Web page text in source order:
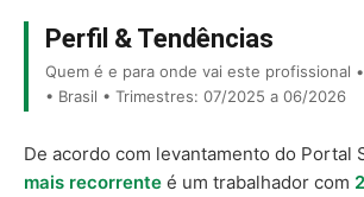
Perfil & Tendências
Quem é e para onde vai este profissional
• Brasil • Trimestres: 07/2025 a 06/2026
De acordo com levantamento do Portal
mais recorrente é um trabalhador com